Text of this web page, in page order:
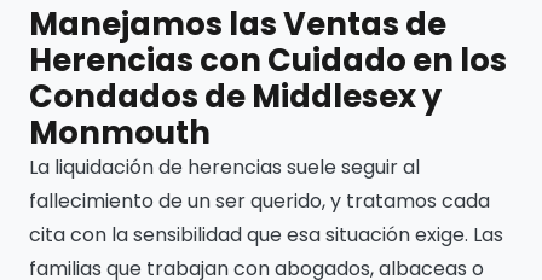
Manejamos las Ventas de
Herencias con Cuidado en los
Condados de Middlesex y
Monmouth
La liquidación de herencias suele seguir al
fallecimiento de un ser querido, y tratamos cada
cita con la sensibilidad que esa situación exige. Las
familias que trabajan con abogados, albaceas o